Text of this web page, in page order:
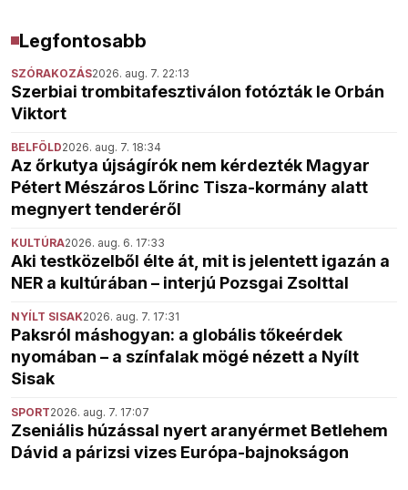
Legfontosabb
SZÓRAKOZÁS2026. aug. 7. 22:13
Szerbiai trombitafesztiválon fotózták le Orbán
Viktort
BELFÖLD2026. aug. 7. 18:34
Az őrkutya újságírók nem kérdezték Magyar
Pétert Mészáros Lőrinc Tisza-kormány alatt
megnyert tenderéről
KULTÚRA2026. aug. 6. 17:33
Aki testközelből élte át, mit is jelentett igazán a
NER a kultúrában – interjú Pozsgai Zsolttal
NYÍLT SISAK2026. aug. 7. 17:31
Paksról máshogyan: a globális tőkeérdek
nyomában – a színfalak mögé nézett a Nyílt
Sisak
SPORT2026. aug. 7. 17:07
Zseniális húzással nyert aranyérmet Betlehem
Dávid a párizsi vizes Európa-bajnokságon